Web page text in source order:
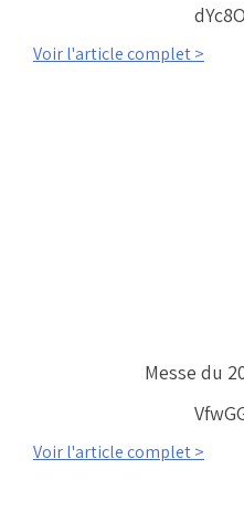
Voir l'article complet >
Messe du
Voir l'article complet >